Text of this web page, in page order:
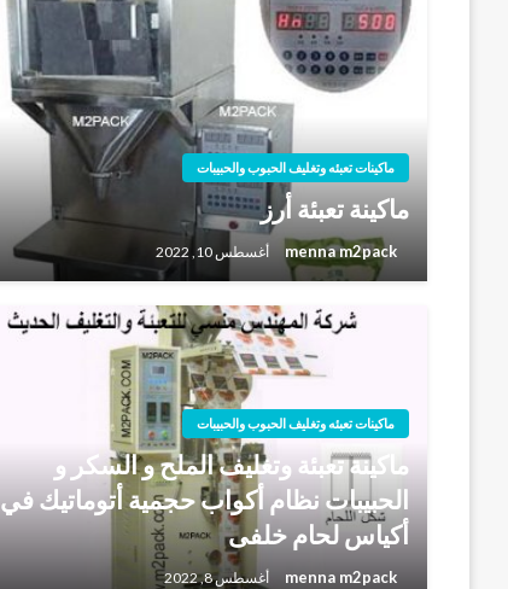
ماكينات تعبئه وتغليف الحبوب والحبيبات
ماكينة تعبئة أرز
menna m2pack أغسطس 10, 2022
ماكينات تعبئه وتغليف الحبوب والحبيبات
ماكينة تعبئة وتغليف الملح و السكر و
الحبيبات نظام أكواب حجمية أتوماتيك في
أكياس لحام خلفى
menna m2pack أغسطس 8, 2022